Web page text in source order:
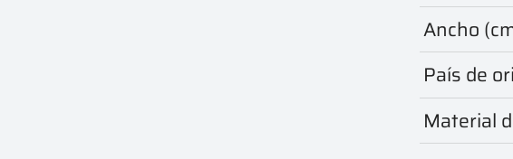
Ancho
País de
Material